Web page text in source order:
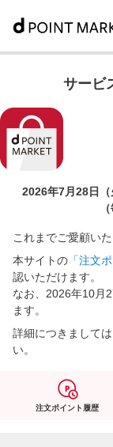
サービ
2026年7月28日（
これまでご愛顧い
本サイトの 「注文
認いただけます。
なお、2026年10月
ます。
詳細につきましては
い。
注文ポイント履歴